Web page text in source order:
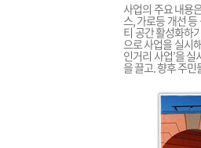
사업의 주요 내용
스, 가로등 개선
티 공간 활성화하
으로 사업을 실시
인거리 사업’을
을 끌고. 향후 주